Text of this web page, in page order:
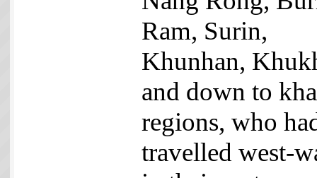
Ram, Surin,
Khunhan,
and down to
regions, who
travelled west-